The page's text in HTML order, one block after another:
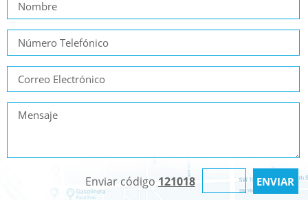
Enviar código 121018